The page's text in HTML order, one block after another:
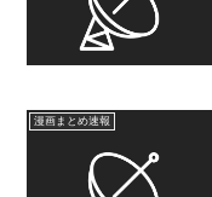
漫画まとめ速報